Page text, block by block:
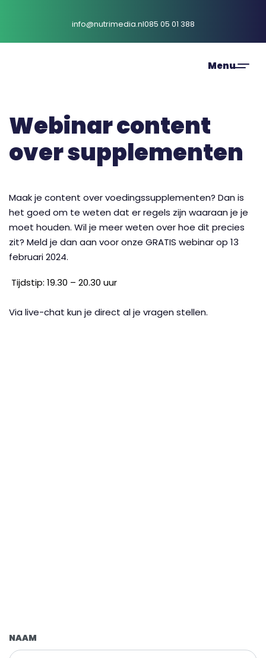
info@nutrimedia.nl085 05 01 388
Webinar content
oversupplementen
Maak je content over voedingssupplementen? Dan is
het goed om te weten dat er regels zijn waaraan je je
moet houden. Wil je meer weten over hoe dit precies
zit? Meld je dan aan voor onze GRATIS webinar op 13
februari 2024.
Tijdstip: 19.30 – 20.30 uur
Via live-chat kun je direct al je vragen stellen.
NAAM